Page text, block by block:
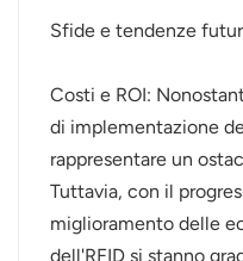
Sfide e tendenze
Costi e ROI:
di implementazione
rappresentare un
Tuttavia, con il
miglioramento delle
dell'RFID si stanno